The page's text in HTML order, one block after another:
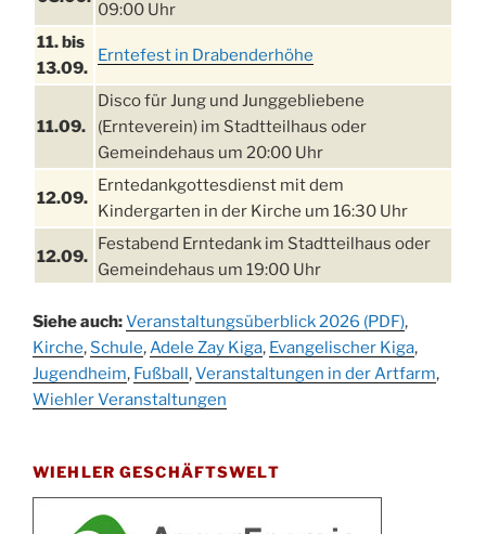
09:00 Uhr
11. bis
13.09.
Erntefest in Drabenderhöhe
11.09.
Disco für Jung und Junggebliebene
(Ernteverein) im Stadtteilhaus oder
Gemeindehaus um 20:00 Uhr
12.09.
Erntedankgottesdienst mit dem
Kindergarten in der Kirche um 16:30 Uhr
12.09.
Festabend Erntedank im Stadtteilhaus oder
Gemeindehaus um 19:00 Uhr
13.09.
Stadtteilhaus um 14:00 Uhr
19.09.
Schlagerabend im Stadtteilhaus
Drabenderhöhe
Kinderbibeltag im Ev. Gemeindehaus von 10-
12 Uhr
Siehe auch:Veranstaltungsüberblick 2026 (PDF),
Kirche, Schule,Adele Zay Kiga, Evangelischer Kiga,
Jugendheim, Fußball,Veranstaltungen in der Artfarm,
Wiehler Veranstaltungen
WIEHLER GESCHÄFTSWELT